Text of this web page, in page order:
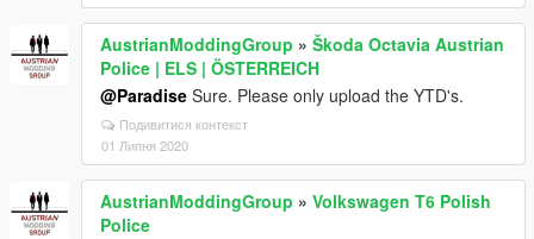
AustrianModdingGroup » Škoda Octavia Austrian
Police | ELS | ÖSTERREICH
@Paradise Sure. Please only upload the YTD's.
Подивитися контекст
01 Липня 2020
AustrianModdingGroup » Volkswagen T6 Polish
Police